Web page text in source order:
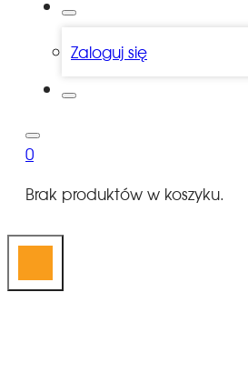
Zaloguj się
0
Brak produktów w koszyku.